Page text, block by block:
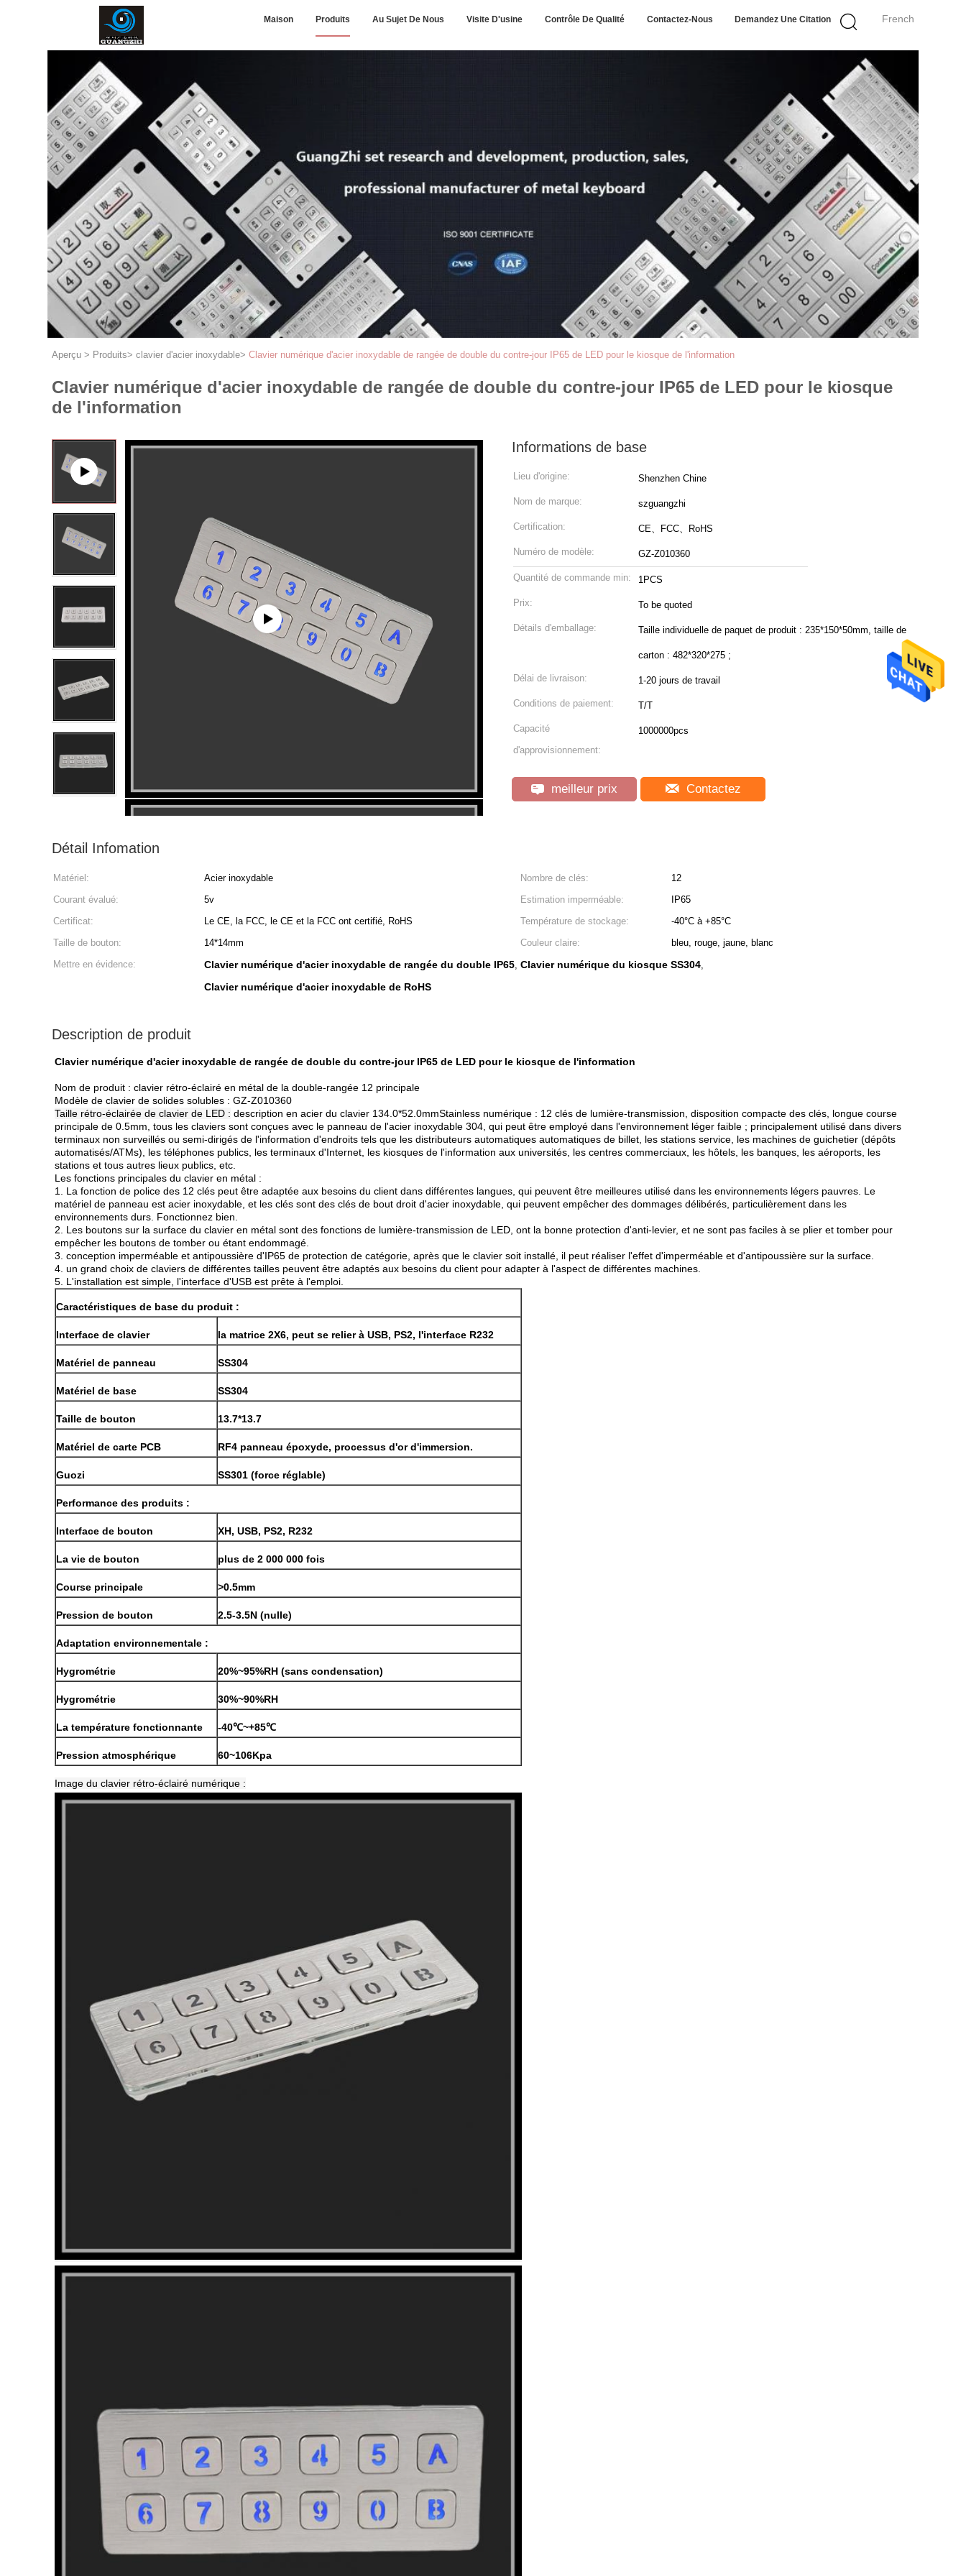
French
Maison Produits Au Sujet De Nous Visite D'usine Contrôle De Qualité Contactez-Nous Demandez Une Citation
Aperçu > Produits> clavier d'acier inoxydable> Clavier numérique d'acier inoxydable de rangée de double du contre-jour IP65 de LED pour le kiosque de l'information
Clavier numérique d'acier inoxydable de rangée de double du contre-jour IP65 de LED pour le kiosque
de l'information
Informations de base
Lieu d'origine: Shenzhen Chine
Nom de marque: szguangzhi
Certification: CE、FCC、RoHS
Numéro de modèle: GZ-Z010360
Quantité de commande min: 1PCS
Prix: To be quoted
Détails d'emballage: Taille individuelle de paquet de produit : 235*150*50mm, taille de
carton : 482*320*275 ;
Délai de livraison: 1-20 jours de travail
Conditions de paiement: T/T
Capacité
d'approvisionnement:
1000000pcs
meilleur prix Contactez
Détail Infomation
Matériel: Acier inoxydable Nombre de clés:
12
Courant évalué:
5v Estimation imperméable:
IP65
Certificat:
Le CE, la FCC, le CE et la FCC ont certifié, RoHS Température de stockage:
-40°C à +85°C
Taille de bouton:
14*14mm Couleur claire:
bleu, rouge, jaune, blanc
Mettre en évidence:
Clavier numérique d'acier inoxydable de rangée du double IP65, Clavier numérique du kiosque SS304,
Clavier numérique d'acier inoxydable de RoHS
Description de produit
Clavier numérique d'acier inoxydable de rangée de double du contre-jour IP65 de LED pour le kiosque de l'information
Nom de produit : clavier rétro-éclairé en métal de la double-rangée 12 principale
Modèle de clavier de solides solubles : GZ-Z010360
Taille rétro-éclairée de clavier de LED : description en acier du clavier 134.0*52.0mmStainless numérique : 12 clés de lumière-transmission, disposition compacte des clés, longue course
principale de 0.5mm, tous les claviers sont conçues avec le panneau de l'acier inoxydable 304, qui peut être employé dans l'environnement léger faible ; principalement utilisé dans divers
terminaux non surveillés ou semi-dirigés de l'information d'endroits tels que les distributeurs automatiques automatiques de billet, les stations service, les machines de guichetier (dépôts
automatisés/ATMs), les téléphones publics, les terminaux d'Internet, les kiosques de l'information aux universités, les centres commerciaux, les hôtels, les banques, les aéroports, les
stations et tous autres lieux publics, etc.
Les fonctions principales du clavier en métal :
1. La fonction de police des 12 clés peut être adaptée aux besoins du client dans différentes langues, qui peuvent être meilleures utilisé dans les environnements légers pauvres. Le
matériel de panneau est acier inoxydable, et les clés sont des clés de bout droit d'acier inoxydable, qui peuvent empêcher des dommages délibérés, particulièrement dans les
environnements durs. Fonctionnez bien.
2. Les boutons sur la surface du clavier en métal sont des fonctions de lumière-transmission de LED, ont la bonne protection d'anti-levier, et ne sont pas faciles à se plier et tomber pour
empêcher les boutons de tomber ou étant endommagé.
3. conception imperméable et antipoussière d'IP65 de protection de catégorie, après que le clavier soit installé, il peut réaliser l'effet d'imperméable et d'antipoussière sur la surface.
4. un grand choix de claviers de différentes tailles peuvent être adaptés aux besoins du client pour adapter à l'aspect de différentes machines.
5. L'installation est simple, l'interface d'USB est prête à l'emploi.
Caractéristiques de base du produit :
Interface de clavier la matrice 2X6, peut se relier à USB, PS2, l'interface R232
Matériel de panneau SS304
Matériel de base SS304
Taille de bouton 13.7*13.7
Matériel de carte PCB RF4 panneau époxyde, processus d'or d'immersion.
Guozi SS301 (force réglable)
Performance des produits :
Interface de bouton XH, USB, PS2, R232
La vie de bouton plus de 2 000 000 fois
Course principale >0.5mm
Pression de bouton 2.5-3.5N (nulle)
Adaptation environnementale :
Hygrométrie 20%~95%RH (sans condensation)
Hygrométrie 30%~90%RH
La température fonctionnante -40℃~+85℃
Pression atmosphérique 60~106Kpa
Image du clavier rétro-éclairé numérique :